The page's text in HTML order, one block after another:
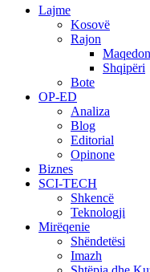
Lajme
Kosovë
Rajon
Shqipëri
Bote
OP-ED
Analiza
Blog
Editorial
Opinone
Biznes
SCI-TECH
Shkencë
Teknologji
Mirëqenie
Shëndetësi
Imazh